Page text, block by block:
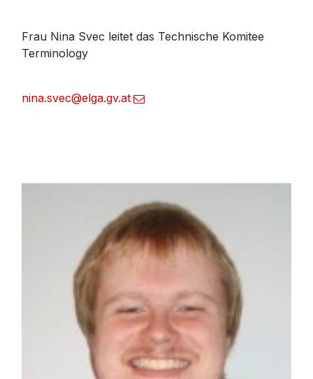
Frau Nina Svec leitet das Technische Komitee
Terminology
nina.svec@elga.gv.at